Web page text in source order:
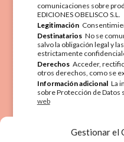
Gestionar el
comunicaciones sobre
EDICIONES OBELISCO S.L.
Legitimación
Destinatarios No se
salvo la obligación legal y
estrictamente
Derechos Acceder,
otros derechos, como se
Información adicional La
sobre Protección de Datos
web